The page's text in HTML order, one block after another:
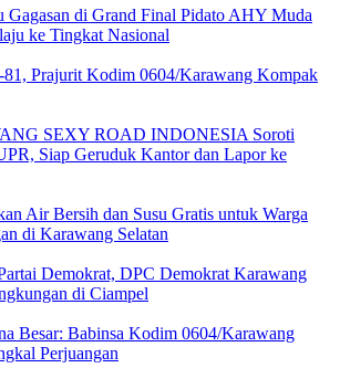
Gagasan di Grand Final Pidato AHY Muda
ke Tingkat Nasional
Prajurit Kodim 0604/Karawang Kompak
SEXY ROAD INDONESIA Soroti
Siap Geruduk Kantor dan Lapor ke
Air Bersih dan Susu Gratis untuk Warga
di Karawang Selatan
Demokrat, DPC Demokrat Karawang
di Ciampel
Besar: Babinsa Kodim 0604/Karawang
Perjuangan